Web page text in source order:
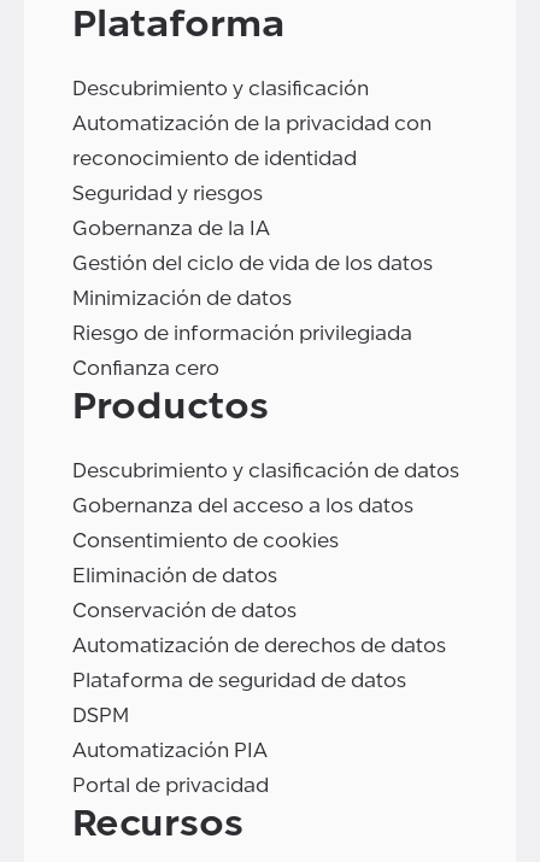
Plataforma
Descubrimiento y clasificación
Automatización de la privacidad con
reconocimiento de identidad
Seguridad y riesgos
Gobernanza de la IA
Gestión del ciclo de vida de los datos
Minimización de datos
Riesgo de información privilegiada
Confianza cero
Productos
Descubrimiento y clasificación de datos
Gobernanza del acceso a los datos
Consentimiento de cookies
Eliminación de datos
Conservación de datos
Automatización de derechos de datos
Plataforma de seguridad de datos
DSPM
Automatización PIA
Portal de privacidad
Recursos